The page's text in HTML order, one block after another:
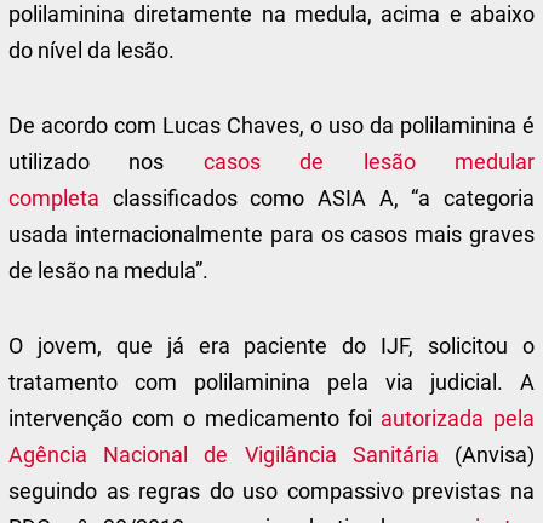
polilaminina diretamente na medula, acima e abaixo
do nível da lesão.
De acordo com Lucas Chaves, o uso da polilaminina é
utilizado nos casos de lesão medular
completa classificados como ASIA A, “a categoria
usada internacionalmente para os casos mais graves
de lesão na medula”.
O jovem, que já era paciente do IJF, solicitou o
tratamento com polilaminina pela via judicial. A
intervenção com o medicamento foi autorizada pela
Agência Nacional de Vigilância Sanitária (Anvisa)
seguindo as regras do uso compassivo previstas na